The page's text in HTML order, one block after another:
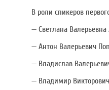
В роли спикеров
— Светлана
— Антон Валерьевич
— Владислав
— Владимир Викторович